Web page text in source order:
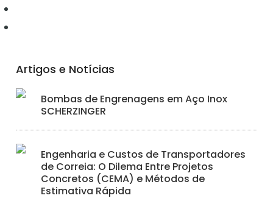
Artigos e Notícias
Bombas de Engrenagens em Aço Inox
SCHERZINGER
Engenharia e Custos de Transportadores
de Correia: O Dilema Entre Projetos
Concretos (CEMA) e Métodos de
Estimativa Rápida